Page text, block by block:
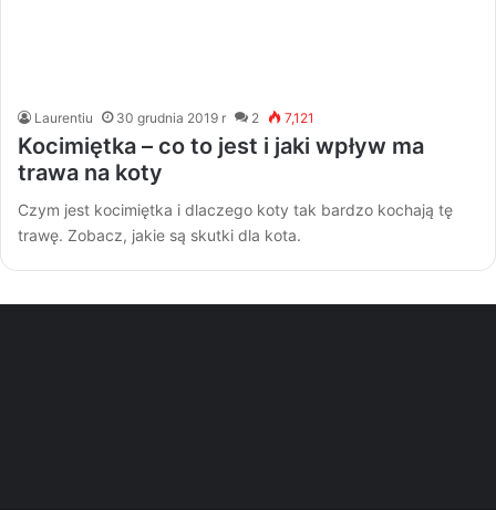
Laurentiu 30 grudnia 2019 r 2 7,121
Kocimiętka – co to jest i jaki wpływ ma
trawa na koty
Czym jest kocimiętka i dlaczego koty tak bardzo kochają tę
trawę. Zobacz, jakie są skutki dla kota.